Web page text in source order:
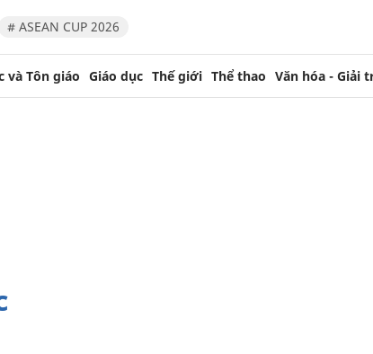
# ASEAN CUP 2026
và Tôn giáo Giáo dục Thế giới Thể thao Văn hóa - Giải